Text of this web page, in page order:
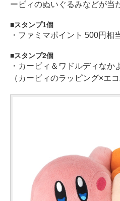
ービィのぬいぐるみなどが当
スタンプ1個
・ファミマポイント 500円相
スタンプ2個
・カービィ＆ワドルディなか
（カービィのラッピング×エ